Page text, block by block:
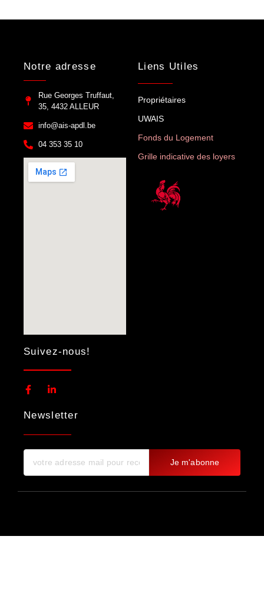
Notre adresse
Rue Georges Truffaut,
35, 4432 ALLEUR
info@ais-apdl.be
04 353 35 10
Liens Utiles
Propriétaires
UWAIS
Fonds du Logement
Grille indicative des loyers
Suivez-nous!
Newsletter
Je m'abonne